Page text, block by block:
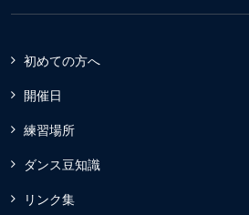
初めての方へ
開催日
練習場所
ダンス豆知識
リンク集